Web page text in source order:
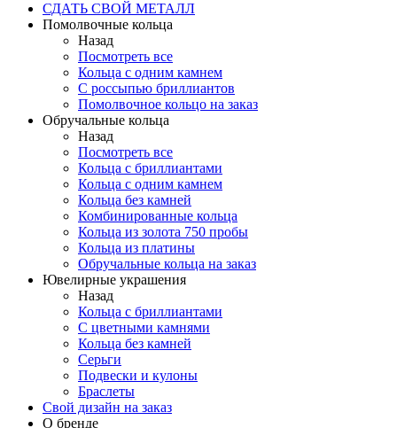
СДАТЬ СВОЙ МЕТАЛЛ
Помолвочные кольца
Назад
Посмотреть все
Кольца с одним камнем
С россыпью бриллиантов
Помолвочное кольцо на заказ
Обручальные кольца
Назад
Посмотреть все
Кольца с бриллиантами
Кольца с одним камнем
Кольца без камней
Комбинированные кольца
Кольца из золота 750 пробы
Кольца из платины
Обручальные кольца на заказ
Ювелирные украшения
Назад
Кольца с бриллиантами
С цветными камнями
Кольца без камней
Серьги
Подвески и кулоны
Браслеты
Свой дизайн на заказ
О бренде